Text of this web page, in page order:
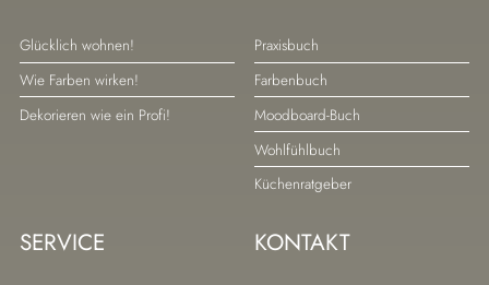
Navigation
überspringen
Glücklich wohnen!
Wie Farben wirken!
Dekorieren wie ein Profi!
Navigation
überspringen
Praxisbuch
Farbenbuch
Moodboard-Buch
Wohlfühlbuch
Küchenratgeber
SERVICE KONTAKT